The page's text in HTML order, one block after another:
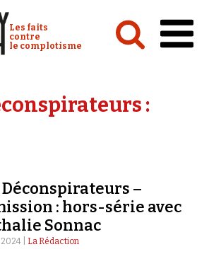
Conspiracy Watch :
Les faits
contre
le complotisme
de presse
:
Déconspirateurs –
: hors-série avec
Sonnac
| La Rédaction